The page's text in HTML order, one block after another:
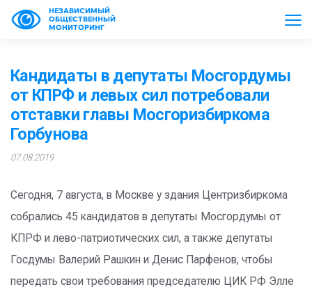
НЕЗАВИСИМЫЙ
ОБЩЕСТВЕННЫЙ
МОНИТОРИНГ
Кандидаты в депутаты Мосгордумы
от КПРФ и левых сил потребовали
отставки главы Мосгоризбиркома
Горбунова
07.08.2019
Сегодня, 7 августа, в Москве у здания Центризбиркома
собрались 45 кандидатов в депутаты Мосгордумы от
КПРФ и лево-патриотических сил, а также депутаты
Госдумы Валерий Рашкин и Денис Парфенов, чтобы
передать свои требования председателю ЦИК РФ Элле